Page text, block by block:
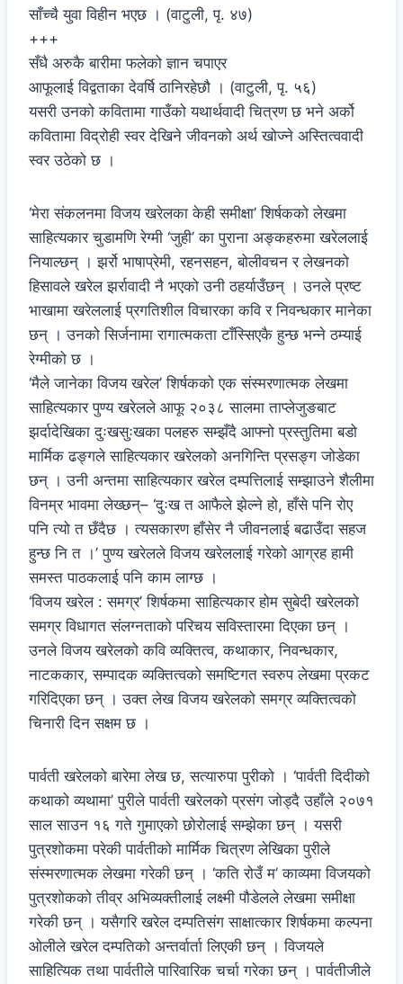
साँच्चै युवा विहीन भएछ । (वाटुली, पृ. ४७)
+++
सँधै अरुकै बारीमा फलेको ज्ञान चपाएर
आफूलाई विद्वताका देवर्षि ठानिरहेछौ । (वाटुली, पृ. ५६)
यसरी उनको कवितामा गाउँको यथार्थवादी चित्रण छ भने अर्को
कवितामा विद्रोही स्वर देखिने जीवनको अर्थ खोज्ने अस्तित्ववादी
स्वर उठेको छ ।
‘मेरा संकलनमा विजय खरेलका केही समीक्षा’ शिर्षकको लेखमा
साहित्यकार चुडामणि रेग्मी ‘जुही’ का पुराना अङ्कहरुमा खरेललाई
नियाल्छन् । झर्रो भाषाप्रेमी, रहनसहन, बोलीवचन र लेखनको
हिसावले खरेल झर्रावादी नै भएको उनी ठहर्याउँछन् । उनले प्रष्ट
भाखामा खरेललाई प्रगतिशील विचारका कवि र निवन्धकार मानेका
छन् । उनको सिर्जनामा रागात्मकता टाँस्सिएकै हुन्छ भन्ने ठम्याई
रेग्मीको छ ।
‘मैले जानेका विजय खरेल’ शिर्षकको एक संस्मरणात्मक लेखमा
साहित्यकार पुण्य खरेलले आफू २०३८ सालमा ताप्लेजुङबाट
झर्दादेखिका दुःखसुःखका पलहरु सम्झँदै आफ्नो प्रस्तुतिमा बडो
मार्मिक ढङ्गले साहित्यकार खरेलको अनगिन्ति प्रसङ्ग जोडेका
छन् । उनी अन्तमा साहित्यकार खरेल दम्पत्तिलाई सम्झाउने शैलीमा
विनम्र भावमा लेख्छन्– ‘दुःख त आफैले झेल्ने हो, हाँसे पनि रोए
पनि त्यो त छँदैछ । त्यसकारण हाँसेर नै जीवनलाई बढाउँदा सहज
हुन्छ नि त ।’ पुण्य खरेलले विजय खरेललाई गरेको आग्रह हामी
समस्त पाठकलाई पनि काम लाग्छ ।
‘विजय खरेल : समग्र’ शिर्षकमा साहित्यकार होम सुबेदी खरेलको
समग्र विधागत संलग्नताको परिचय सविस्तारमा दिएका छन् ।
उनले विजय खरेलको कवि व्यक्तित्व, कथाकार, निवन्धकार,
नाटककार, सम्पादक व्यक्तित्वको समष्टिगत स्वरुप लेखमा प्रकट
गरिदिएका छन् । उक्त लेख विजय खरेलको समग्र व्यक्तित्वको
चिनारी दिन सक्षम छ ।
पार्वती खरेलको बारेमा लेख छ, सत्यारुपा पुरीको । ‘पार्वती दिदीको
कथाको व्यथामा’ पुरीले पार्वती खरेलको प्रसंग जोड्दै उहाँले २०७१
साल साउन १६ गते गुमाएको छोरोलाई सम्झेका छन् । यसरी
पुत्रशोकमा परेकी पार्वतीको मार्मिक चित्रण लेखिका पुरीले
संस्मरणात्मक लेखमा गरेकी छन् । ‘कति रोउँ म’ काव्यमा विजयको
पुत्रशोकको तीव्र अभिव्यक्तीलाई लक्ष्मी पौडेलले लेखमा समीक्षा
गरेकी छन् । यसैगरि खरेल दम्पतिसंग साक्षात्कार शिर्षकमा कल्पना
ओलीले खरेल दम्पतिको अन्तर्वार्ता लिएकी छन् । विजयले
साहित्यिक तथा पार्वतीले पारिवारिक चर्चा गरेका छन् । पार्वतीजीले